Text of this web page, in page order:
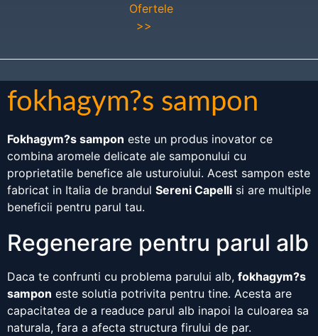
Ofertele
>>
fokhagym?s sampon
Fokhagym?s sampon este un produs inovator ce
combina aromele delicate ale samponului cu
proprietatile benefice ale usturoiului. Acest sampon este
fabricat in Italia de brandul Sereni Capelli si are multiple
beneficii pentru parul tau.
Regenerare pentru parul alb
Daca te confrunti cu problema parului alb, fokhagym?s
sampon este solutia potrivita pentru tine. Acesta are
capacitatea de a readuce parul alb inapoi la culoarea sa
naturala, fara a afecta structura firului de par.